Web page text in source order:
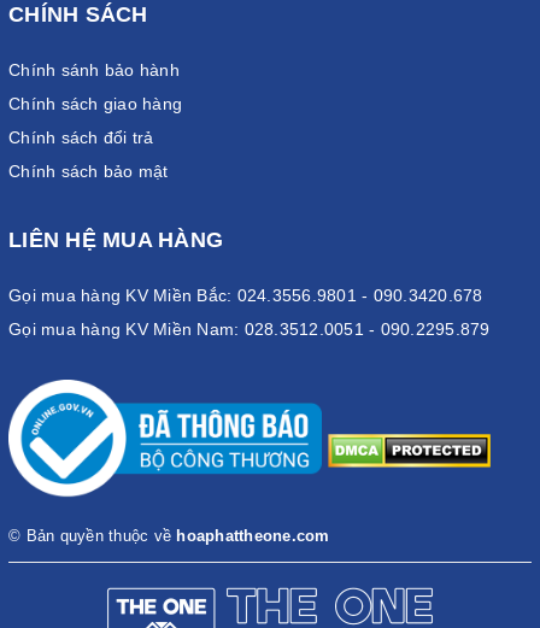
CHÍNH SÁCH
Chính sánh bảo hành
Chính sách giao hàng
Chính sách đổi trả
Chính sách bảo mật
LIÊN HỆ MUA HÀNG
Gọi mua hàng KV Miền Bắc: 024.3556.9801 - 090.3420.678
Gọi mua hàng KV Miền Nam: 028.3512.0051 - 090.2295.879
© Bản quyền thuộc về hoaphattheone.com